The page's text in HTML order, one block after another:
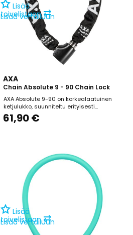
Lisää
toivelistaan ⇄
Lisää vertailuun
AXA
Chain Absolute 9 - 90 Chain Lock
AXA Absolute 9-90 on korkealaatuinen
ketjulukko, suunniteltu erityisesti
arvokkaiden polkupyörien pitkäaikaiseen
pysäköintiin vilkkailla ja varkauksille
61,90 €
Lisää
toivelistaan ⇄
Lisää vertailuun